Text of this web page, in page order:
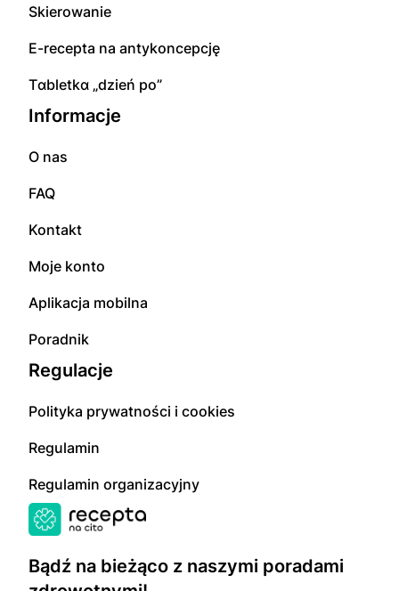
Bądź na bieżąco z naszymi poradami
Skierowanie
E-rесерta na аntуkоnсерсję
Tɑbletkɑ „dzień po”
Informacje
O nas
FAQ
Kontakt
Moje konto
Aplikacja mobilna
Poradnik
Regulacje
Polityka prywatności i cookies
Regulamin
Regulamin organizacyjny